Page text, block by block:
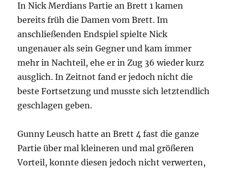
In Nick Merdians Partie an Brett 1 kamen
bereits früh die Damen vom Brett. Im
anschließenden Endspiel spielte Nick
ungenauer als sein Gegner und kam immer
mehr in Nachteil, ehe er in Zug 36 wieder kurz
ausglich. In Zeitnot fand er jedoch nicht die
beste Fortsetzung und musste sich letztendlich
geschlagen geben.
Gunny Leusch hatte an Brett 4 fast die ganze
Partie über mal kleineren und mal größeren
Vorteil, konnte diesen jedoch nicht verwerten,